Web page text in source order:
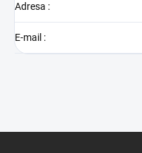
Adresa :
E-mail :